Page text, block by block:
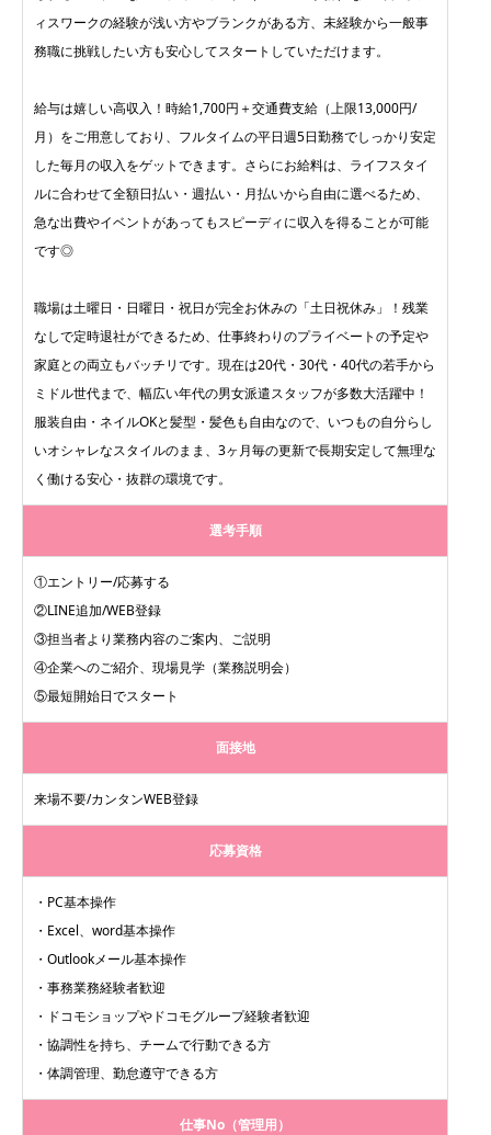
ィスワークの経験が浅い方やブランクがある方、未経験から一般事
務職に挑戦したい方も安心してスタートしていただけます。
給与は嬉しい高収入！時給1,700円＋交通費支給（上限13,000円/
月）をご用意しており、フルタイムの平日週5日勤務でしっかり安定
した毎月の収入をゲットできます。さらにお給料は、ライフスタイ
ルに合わせて全額日払い・週払い・月払いから自由に選べるため、
急な出費やイベントがあってもスピーディに収入を得ることが可能
です◎
職場は土曜日・日曜日・祝日が完全お休みの「土日祝休み」！残業
なしで定時退社ができるため、仕事終わりのプライベートの予定や
家庭との両立もバッチリです。現在は20代・30代・40代の若手から
ミドル世代まで、幅広い年代の男女派遣スタッフが多数大活躍中！
服装自由・ネイルOKと髪型・髪色も自由なので、いつもの自分らし
いオシャレなスタイルのまま、3ヶ月毎の更新で長期安定して無理な
く働ける安心・抜群の環境です。
選考手順
①エントリー/応募する
②LINE追加/WEB登録
③担当者より業務内容のご案内、ご説明
④企業へのご紹介、現場見学（業務説明会）
⑤最短開始日でスタート
面接地
来場不要/カンタンWEB登録
応募資格
・PC基本操作
・Excel、word基本操作
・Outlookメール基本操作
・事務業務経験者歓迎
・ドコモショップやドコモグループ経験者歓迎
・協調性を持ち、チームで行動できる方
・体調管理、勤怠遵守できる方
仕事No（管理用）